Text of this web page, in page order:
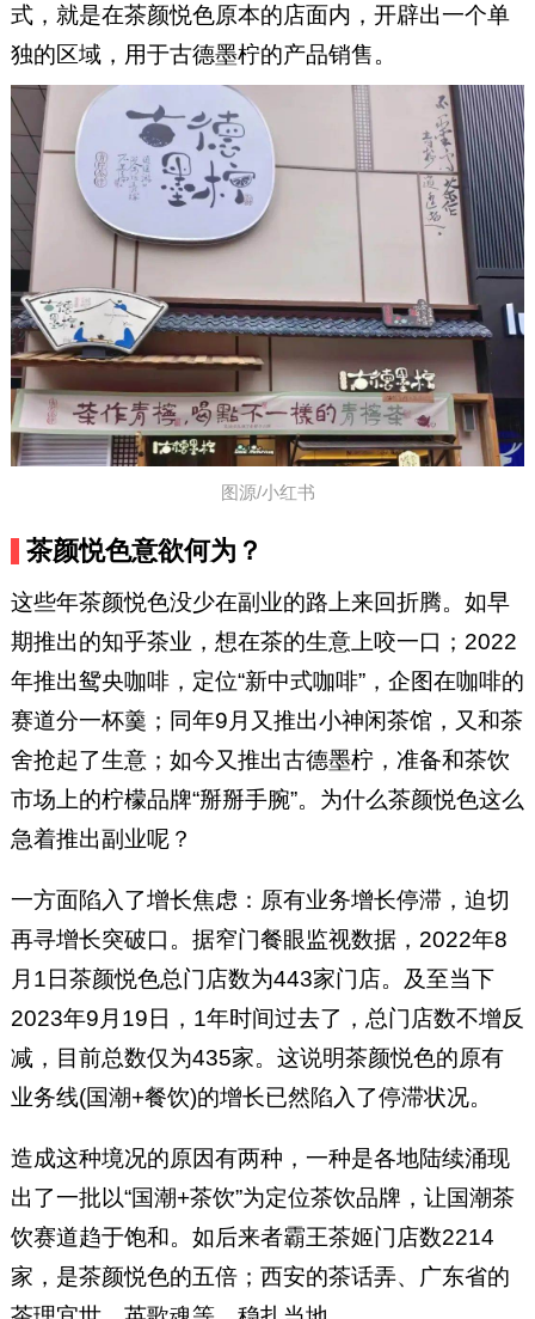
式，就是在茶颜悦色原本的店面内，开辟出一个单
独的区域，用于古德墨柠的产品销售。
图源/小红书
茶颜悦色意欲何为？
这些年茶颜悦色没少在副业的路上来回折腾。如早
期推出的知乎茶业，想在茶的生意上咬一口；2022
年推出鸳央咖啡，定位“新中式咖啡”，企图在咖啡的
赛道分一杯羹；同年9月又推出小神闲茶馆，又和茶
舍抢起了生意；如今又推出古德墨柠，准备和茶饮
市场上的柠檬品牌“掰掰手腕”。为什么茶颜悦色这么
急着推出副业呢？
一方面陷入了增长焦虑：原有业务增长停滞，迫切
再寻增长突破口。据窄门餐眼监视数据，2022年8
月1日茶颜悦色总门店数为443家门店。及至当下
2023年9月19日，1年时间过去了，总门店数不增反
减，目前总数仅为435家。这说明茶颜悦色的原有
业务线(国潮+餐饮)的增长已然陷入了停滞状况。
造成这种境况的原因有两种，一种是各地陆续涌现
出了一批以“国潮+茶饮”为定位茶饮品牌，让国潮茶
饮赛道趋于饱和。如后来者霸王茶姬门店数2214
家，是茶颜悦色的五倍；西安的茶话弄、广东省的